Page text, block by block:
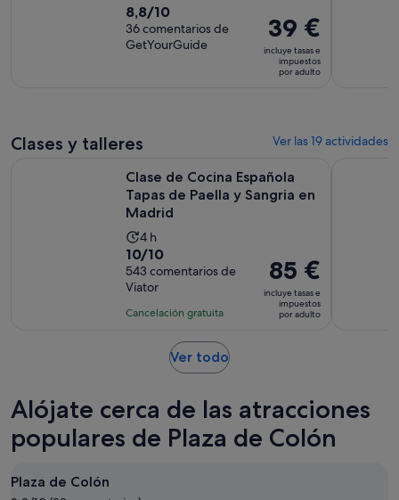
8.8
sobre
10
8,8/10
36 comentarios de
GetYourGuide
El
precio
es
de
adulto
39 €
incluye tasas e
impuestos
por adulto
Clases y talleres Ver las 19 actividades
Clase de Cocina Española
Tapas de Paella y Sangria en
Madrid
La
duración
de
la
actividad
4 horas
4 h
10.0
sobre
10
con
comentarios
10/10
543 comentarios de
Viator
Cancelación gratuita
El
precio
es
de
85 €
incluye tasas e
impuestos
por adulto
Ver todoSe
una
pestaña
nueva
Alójate cerca de las atracciones
populares de Plaza de Colón
Plaza de Colón